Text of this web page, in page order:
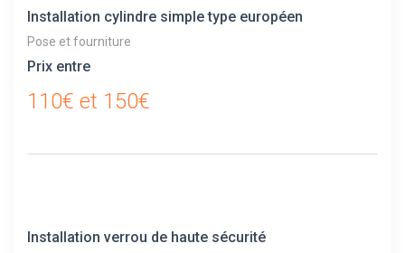
Installation cylindre simple type européen
Pose et fourniture
Prix entre
110€ et 150€
Installation verrou de haute sécurité